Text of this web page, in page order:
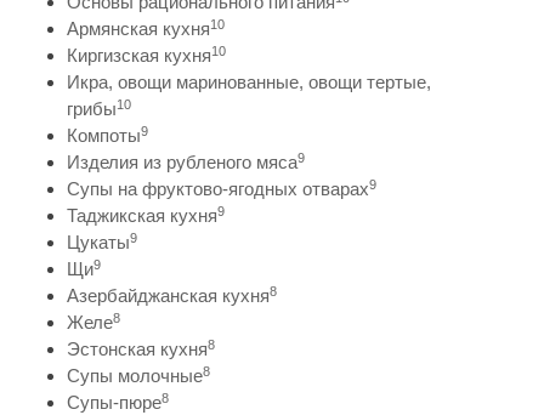
Армянская кухня10
Киргизская кухня10
Икра, овощи маринованные, овощи тертые,
грибы10
Компоты9
Изделия из рубленого мяса9
Супы на фруктово-ягодных отварах9
Таджикская кухня9
Цукаты9
Щи9
Азербайджанская кухня8
Желе8
Эстонская кухня8
Супы молочные8
Супы-пюре8